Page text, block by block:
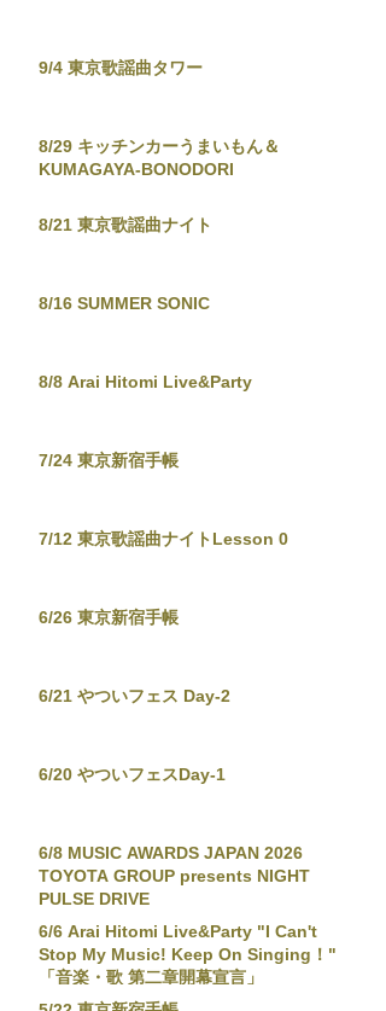
9/4 東京歌謡曲タワー
8/29 キッチンカーうまいもん＆
KUMAGAYA-BONODORI
8/21 東京歌謡曲ナイト
8/16 SUMMER SONIC
8/8 Arai Hitomi Live&Party
7/24 東京新宿手帳
7/12 東京歌謡曲ナイトLesson 0
6/26 東京新宿手帳
6/21 やついフェス Day-2
6/20 やついフェスDay-1
6/8 MUSIC AWARDS JAPAN 2026
TOYOTA GROUP presents NIGHT
PULSE DRIVE
6/6 Arai Hitomi Live&Party "I Can't
Stop My Music! Keep On Singing！"
「音楽・歌 第二章開幕宣言」